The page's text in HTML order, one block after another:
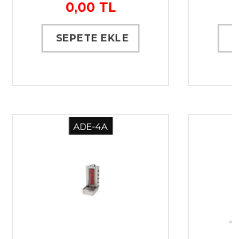
ECO MODEL
0,00 TL
SEPETE EKLE
ADE-4A